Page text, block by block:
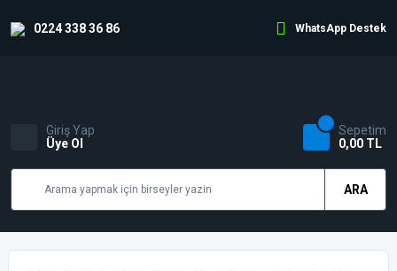
0224 338 36 86 WhatsApp Destek
ARA
Giriş Yap
Üye Ol
Sepetim
0,00 TL